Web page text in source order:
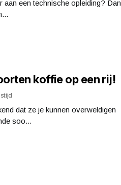
een technische opleiding? Dan
koffie op een rij!
dat ze je kunnen overweldigen
soo...